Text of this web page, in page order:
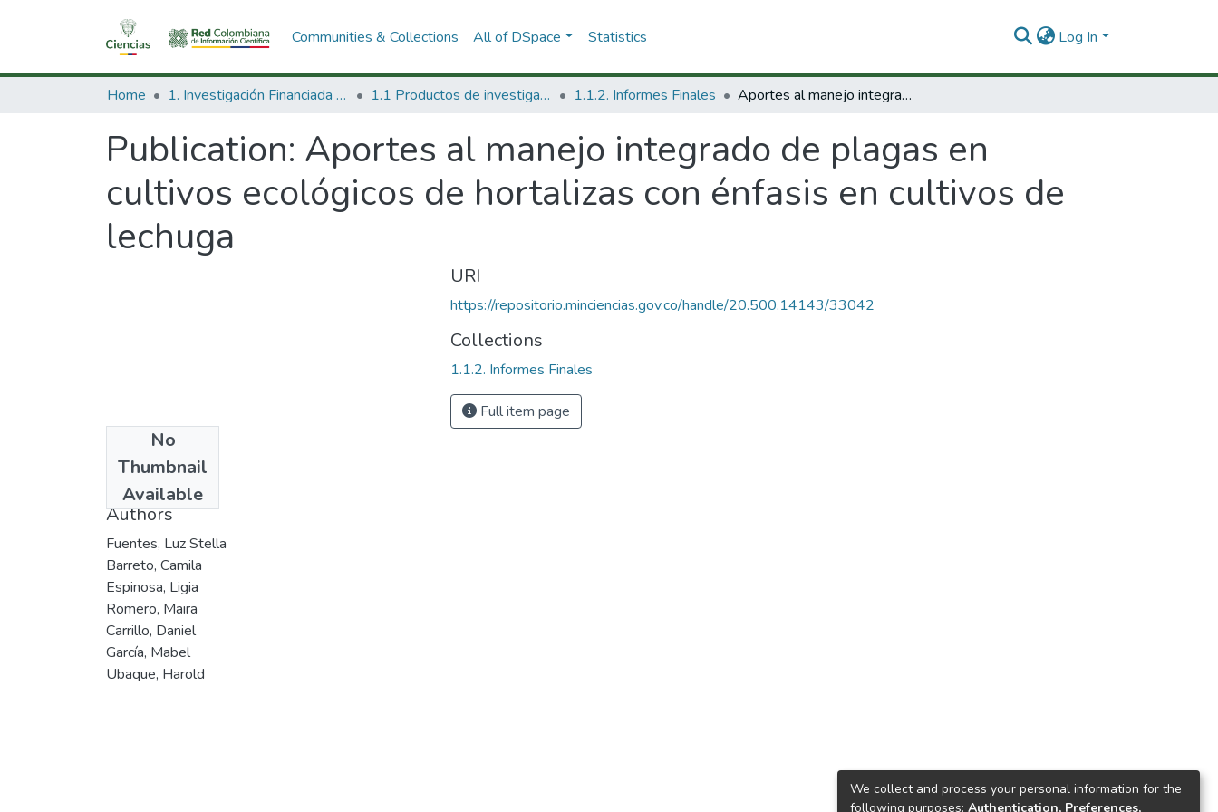
Communities & Collections All of DSpace Statistics Log In
Home 1. Investigación Financiada con Recursos Públicos 1.1 Productos de investigación 1.1.2. Informes Finales Aportes al manejo integrado de plagas en cultivos ecológicos de hortalizas con énfasis en cultivos de lechuga
Publication: Aportes al manejo integrado de plagas en
cultivos ecológicos de hortalizas con énfasis en cultivos de
lechuga
No
Thumbnail
Available
2007
Authors
Fuentes, Luz Stella
Barreto, Camila
Espinosa, Ligia
Romero, Maira
Carrillo, Daniel
García, Mabel
Ubaque, Harold
URI
https://repositorio.minciencias.gov.co/handle/20.500.14143/33042
Collections
1.1.2. Informes Finales
Full item page
We collect and process your personal information for the
following purposes: Authentication, Preferences,